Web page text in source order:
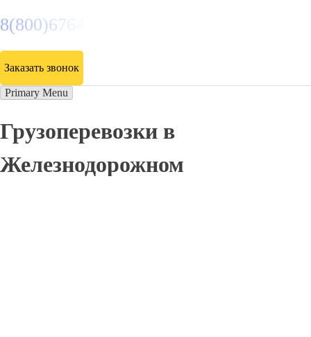
8(800)6764935
Заказать звонок
Primary Menu
Грузоперевозки в
Железнодорожном